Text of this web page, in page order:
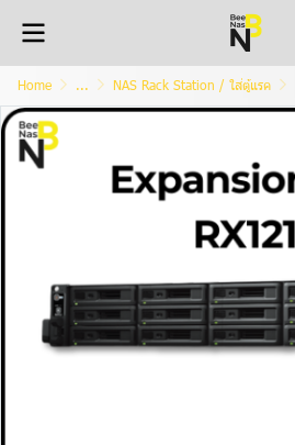
Home ... NAS Rack Station / ใส่ตู้แรค